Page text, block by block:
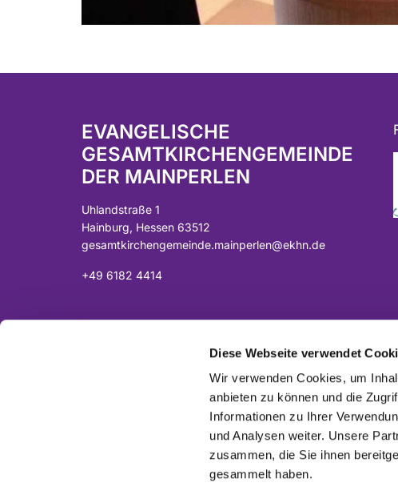
Diese Webseite verwendet
Wir verwenden Cookies, um
anbieten zu können und die
Informationen zu Ihrer
und Analysen weiter. Unsere
zusammen, die Sie ihnen
gesammelt haben.
EVANGELISCHE
GESAMTKIRCHENGEMEINDE
DER MAINPERLEN
Uhlandstraße 1
Hainburg, Hessen 63512
gesamtkirchengemeinde.mainperlen@ekhn.de
+49 6182 4414
Spendenkonto:
DE07 5065 2124 0001 0040 43
Sparkasse Langen-Seligenstadt